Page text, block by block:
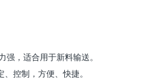
强，适合用于新料输送。
控制，方便、快捷。